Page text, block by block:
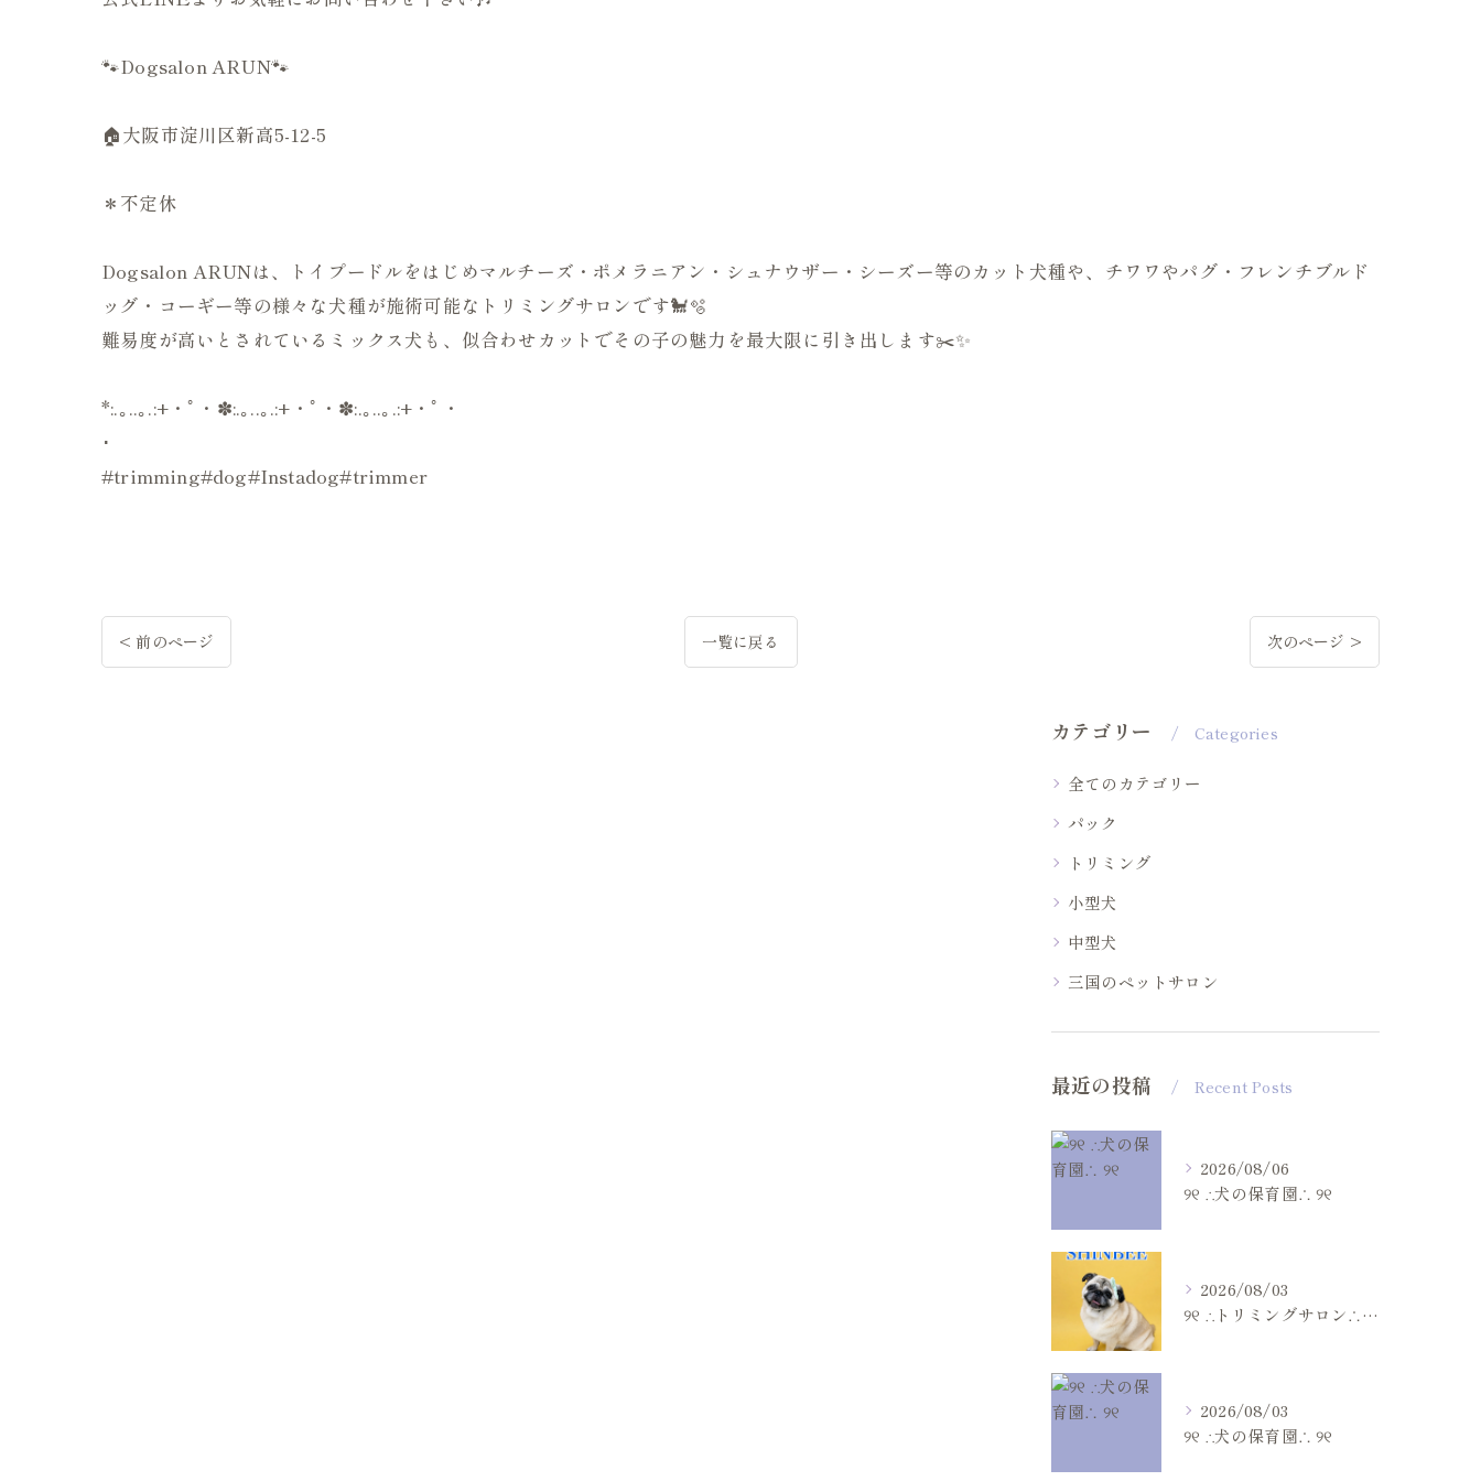
🐾Dogsalon ARUN🐾
🏠大阪市淀川区新高5-12-5
＊不定休
Dogsalon ARUNは、トイプードルをはじめマルチーズ・ポメラニアン・シュナウザー・シーズー等のカット犬種や、チワワやパグ・フレンチブルド
ッグ・コーギー等の様々な犬種が施術可能なトリミングサロンです🐩🫧
難易度が高いとされているミックス犬も、似合わせカットでその子の魅力を最大限に引き出します✂️✨
*:.｡..｡.:+・ﾟ・✽:.｡..｡.:+・ﾟ・✽:.｡..｡.:+・ﾟ・
･
#trimming#dog#Instadog#trimmer
< 前のページ 一覧に戻る 次のページ >
カテゴリー Categories
全てのカテゴリー
パック
トリミング
小型犬
中型犬
三国のペットサロン
最近の投稿 Recent Posts
2026/08/06
୨୧ ∴犬の保育園∴ ୨୧
2026/08/03
୨୧ ∴トリミングサロン∴ ୨୧
2026/08/03
୨୧ ∴犬の保育園∴ ୨୧